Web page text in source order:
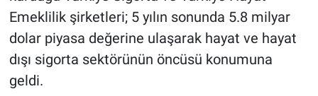
Emeklilik şirketleri; 5 yılın sonunda 5.8 milyar
dolar piyasa değerine ulaşarak hayat ve hayat
dışı sigorta sektörünün öncüsü konumuna
geldi.